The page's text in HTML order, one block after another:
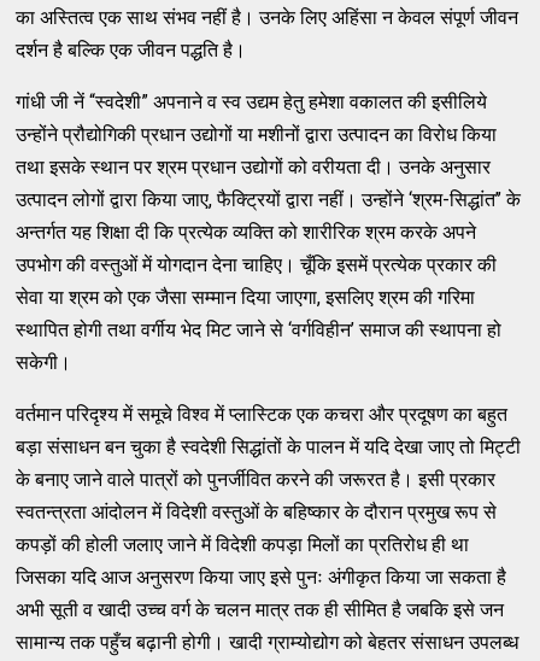
का अस्तित्व एक साथ संभव नहीं है। उनके लिए अहिंसा न केवल संपूर्ण जीवन
दर्शन है बल्कि एक जीवन पद्धति है।
गांधी जी नें “स्वदेशी” अपनाने व स्व उद्यम हेतु हमेशा वकालत की इसीलिये
उन्होंने प्रौद्योगिकी प्रधान उद्योगों या मशीनों द्वारा उत्पादन का विरोध किया
तथा इसके स्थान पर श्रम प्रधान उद्योगों को वरीयता दी। उनके अनुसार
उत्पादन लोगों द्वारा किया जाए, फैक्ट्रियों द्वारा नहीं। उन्होंने ‘श्रम-सिद्धांत’’ के
अन्तर्गत यह शिक्षा दी कि प्रत्येक व्यक्ति को शारीरिक श्रम करके अपने
उपभोग की वस्तुओं में योगदान देना चाहिए। चूँकि इसमें प्रत्येक प्रकार की
सेवा या श्रम को एक जैसा सम्मान दिया जाएगा, इसलिए श्रम की गरिमा
स्थापित होगी तथा वर्गीय भेद मिट जाने से ‘वर्गविहीन’ समाज की स्थापना हो
सकेगी।
वर्तमान परिदृश्य में समूचे विश्व में प्लास्टिक एक कचरा और प्रदूषण का बहुत
बड़ा संसाधन बन चुका है स्वदेशी सिद्धांतों के पालन में यदि देखा जाए तो मिट्टी
के बनाए जाने वाले पात्रों को पुनर्जीवित करने की जरूरत है। इसी प्रकार
स्वतन्त्रता आंदोलन में विदेशी वस्तुओं के बहिष्कार के दौरान प्रमुख रूप से
कपड़ों की होली जलाए जाने में विदेशी कपड़ा मिलों का प्रतिरोध ही था
जिसका यदि आज अनुसरण किया जाए इसे पुनः अंगीकृत किया जा सकता है
अभी सूती व खादी उच्च वर्ग के चलन मात्र तक ही सीमित है जबकि इसे जन
सामान्य तक पहुँच बढ़ानी होगी। खादी ग्राम्योद्योग को बेहतर संसाधन उपलब्ध